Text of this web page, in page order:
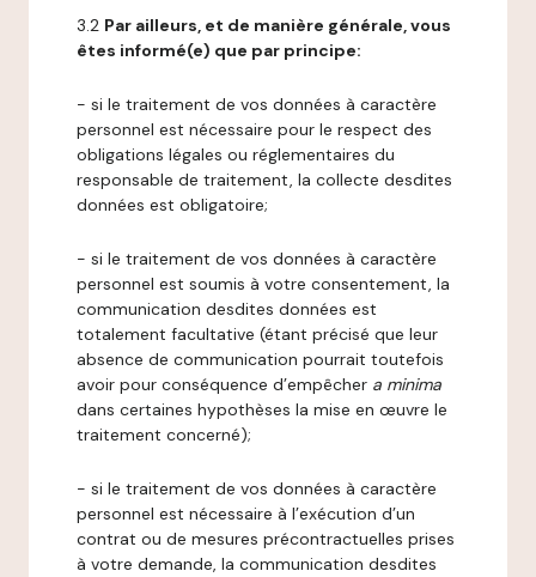
3.2 Par ailleurs, et de manière générale, vous
êtes informé(e) que par principe:
- si le traitement de vos données à caractère
personnel est nécessaire pour le respect des
obligations légales ou réglementaires du
responsable de traitement, la collecte desdites
données est obligatoire;
- si le traitement de vos données à caractère
personnel est soumis à votre consentement, la
communication desdites données est
totalement facultative (étant précisé que leur
absence de communication pourrait toutefois
avoir pour conséquence d’empêcher a minima
dans certaines hypothèses la mise en œuvre le
traitement concerné);
- si le traitement de vos données à caractère
personnel est nécessaire à l’exécution d’un
contrat ou de mesures précontractuelles prises
à votre demande, la communication desdites